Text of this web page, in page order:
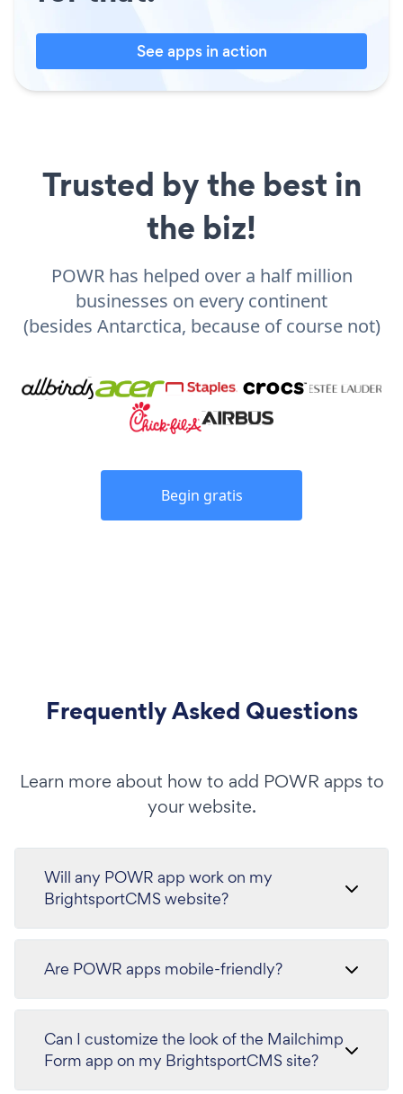
See apps in action
Trusted by the best in
the biz!
POWR has helped over a half million
businesses on every continent
(besides Antarctica, because of course not)
Begin gratis
Frequently Asked Questions
Learn more about how to add POWR apps to
your website.
Will any POWR app work on my
BrightsportCMS website?
Are POWR apps mobile-friendly?
Can I customize the look of the Mailchimp
Form app on my BrightsportCMS site?